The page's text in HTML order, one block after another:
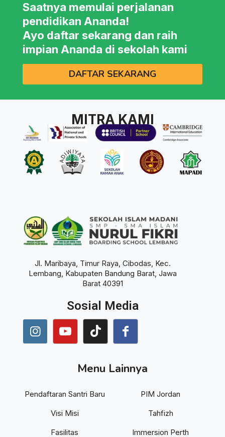
Saatnya memulai perjalanan
pendidikan Ananda!
Ayo daftar sekarang dan raih
impian Ananda di sekolah kami
DAFTAR SEKARANG
MITRA KAMI
Jl. Maribaya, Timur Raya, Cibodas, Kec.
Lembang, Kabupaten Bandung Barat, Jawa
Barat 40391
Sosial Media
Menu Lainnya
Pendaftaran Santri Baru
Visi Misi
Fasilitas
PIM Jordan
Tahfizh
Immersion Perth